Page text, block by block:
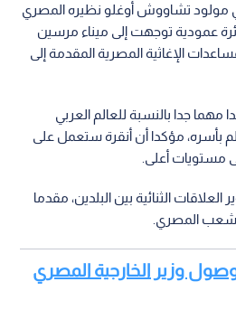
مولود تشاووش أوغلو نظيره المصري
عمودية توجهت إلى ميناء مرسين
رقم 6 من المساعدات الإغاثية المصرية المقدمة إلى
مهما جدا بالنسبة للعالم العربي
بأسره، مؤكدا أن أنقرة ستعمل على
مستويات أعلى.
الثنائية بين البلدين، مقدما
المصري.
وصول وزير الخارجية المصري